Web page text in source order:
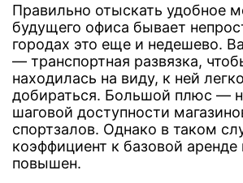
Правильно отыскать удобное
будущего офиса бывает
городах это еще и недешево.
— транспортная развязка,
находилась на виду, к ней
добираться. Большой плюс —
шаговой доступности
спортзалов. Однако в таком
коэффициент к базовой
повышен.